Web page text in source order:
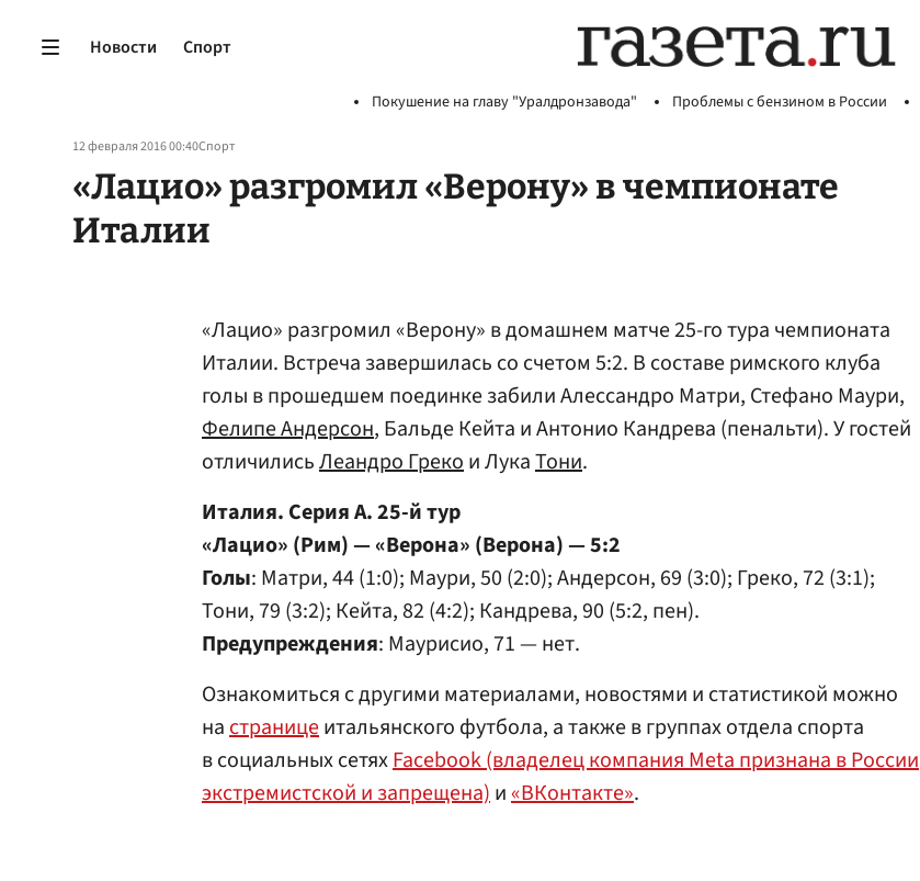
Новости Спорт
Покушение на главу "Уралдронзавода" Проблемы с бензином в России
12 февраля 2016 00:40Спорт
«Лацио» разгромил «Верону» в чемпионате
Италии
«Лацио» разгромил «Верону» в домашнем матче 25-го тура чемпионата
Италии. Встреча завершилась со счетом 5:2. В составе римского клуба
голы в прошедшем поединке забили Алессандро Матри, Стефано Маури,
Фелипе Андерсон, Бальде Кейта и Антонио Кандрева (пенальти). У гостей
отличилисьЛеандро Грекои ЛукаТони.
Италия. Серия А. 25-й тур
«Лацио» (Рим) — «Верона» (Верона) — 5:2
Голы: Матри, 44 (1:0); Маури, 50 (2:0); Андерсон, 69 (3:0); Греко, 72 (3:1);
Тони, 79 (3:2); Кейта, 82 (4:2); Кандрева, 90 (5:2, пен).
Предупреждения: Маурисио, 71 — нет.
Ознакомиться с другими материалами, новостями и статистикой можно
настраницеитальянского футбола, а также в группах отдела спорта
в социальных сетяхFacebook (владелец компания Meta признана в России
экстремистской и запрещена)и«ВКонтакте».